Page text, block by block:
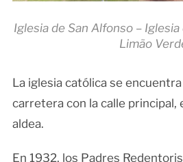
Iglesia de San Alfonso –
Limão
La iglesia católica se
carretera con la calle principal,
aldea.
En 1932, los Padres